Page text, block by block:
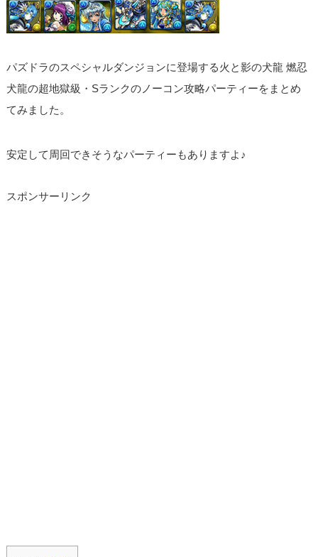
パズドラのスペシャルダンジョンに登場する火と影の犬龍 燃忍
犬龍の超地獄級・Sランクのノーコン攻略パーティーをまとめ
てみました。
安定して周回できそうなパーティーもありますよ♪
スポンサーリンク